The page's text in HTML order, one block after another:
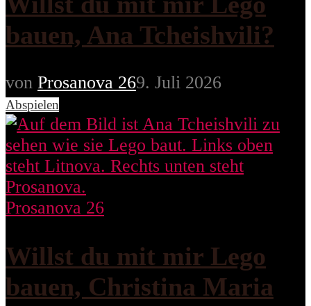
bauen, Ana Tcheishvili?
von Prosanova 269. Juli 2026
Abspielen
Prosanova 26
Willst du mit mir Lego
bauen, Christina Maria